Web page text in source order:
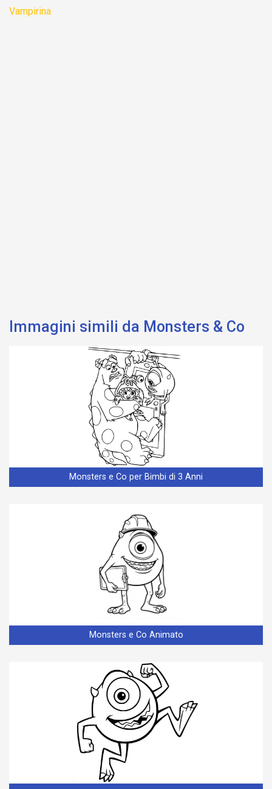
Vampirina
Immagini simili da Monsters & Co
Monsters e Co per Bimbi di 3 Anni
Monsters e Co Animato